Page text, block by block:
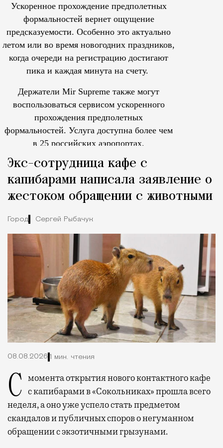
Ускоренное прохождение предполетных
формальностей вернет ощущение
предсказуемости. Особенно это актуально
летом или во время новогодних праздников,
когда очереди на регистрацию достигают
пика и каждая минута на счету.
Держатели Mir Supreme также могут
воспользоваться сервисом ускоренного
прохождения предполетных
формальностей. Услуга доступна более чем
в 25 российских аэропортах.
Экс-сотрудница кафе с
капибарами написала заявление о
жестоком обращении с животными
Город Сергей Рыбачук
08.08.2026 1 мин. чтения
С момента открытия нового контактного кафе с капибарами в «Сокольниках» прошла всего
неделя, а оно уже успело стать предметом
скандалов и публичных споров о негуманном
обращении с экзотичными грызунами.